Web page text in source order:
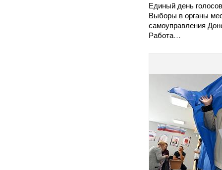
Единый день
Выборы в органы
самоуправления
Работа…